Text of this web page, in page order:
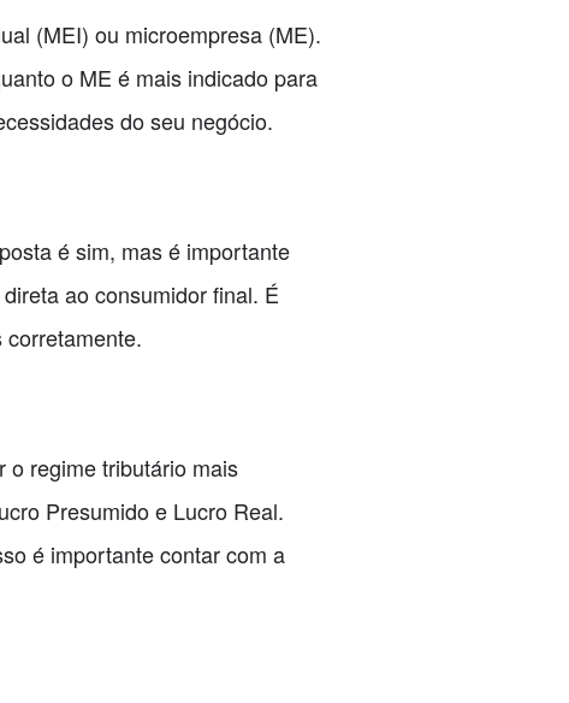
(MEI) ou microempresa (ME).
o ME é mais indicado para
do seu negócio.
é sim, mas é importante
ao consumidor final. É
o regime tributário mais
Presumido e Lucro Real.
é importante contar com a